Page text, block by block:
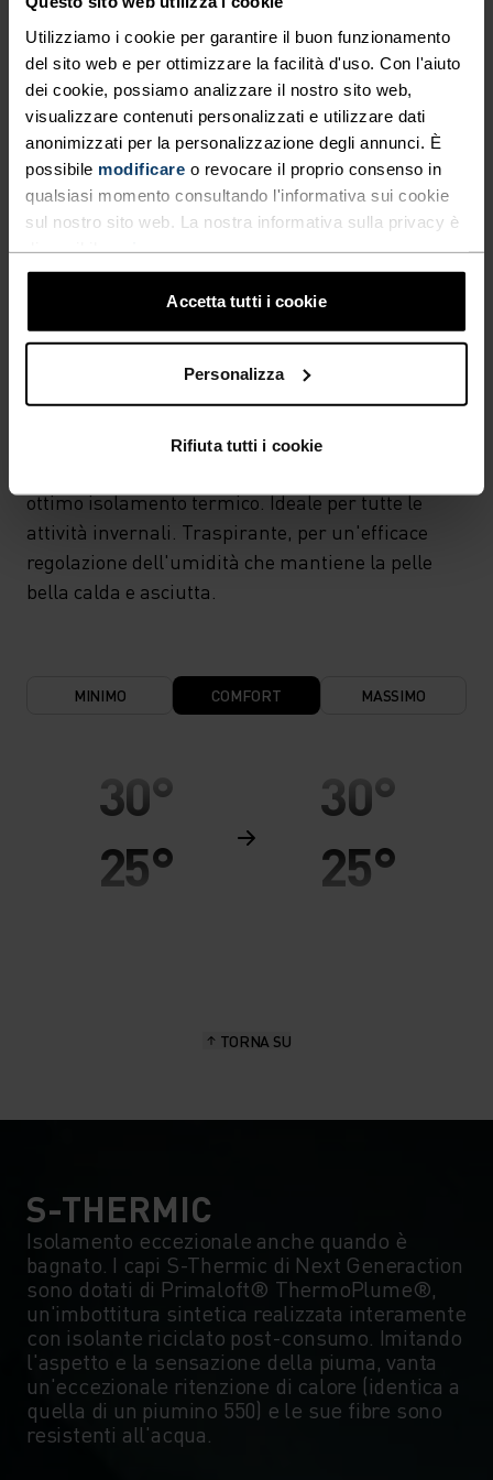
Utilizziamo i cookie per garantire il buon funzionamento
del sito web e per ottimizzare la facilità d'uso. Con l'aiuto
dei cookie, possiamo analizzare il nostro sito web,
visualizzare contenuti personalizzati e utilizzare dati
anonimizzati per la personalizzazione degli annunci. È
possibile modificare o revocare il proprio consenso in
qualsiasi momento consultando l'informativa sui cookie
sul nostro sito web. La nostra informativa sulla privacy è
Accetta tutti i cookie
Personalizza
Rifiuta tutti i cookie
CARATTERISTICHE DEL MATERIALE
IL POLIESTERE
Il poliestere è una fibra sintetica resistente che allontana
il sudore e si asciuga rapidamente. Questo materiale
mantiene la forma senza fare pieghe o restringersi e
conserva il colore originale anche dopo anni di utilizzo. È
utilizzato per capi tecnici come i base layer.
SISTEMA DI CONTROLLO DELLA TEMPERATURA
Abbigliamento sportivo altamente funzionale e
ottimo isolamento termico. Ideale per tutte le
attività invernali. Traspirante, per un'efficace
regolazione dell'umidità che mantiene la pelle
bella calda e asciutta.
MINIMO COMFORT MASSIMO
30°
25°
0°
-5°
-10°
-15°
30°
25°
0°
-5°
-10°
-15°
TORNA SU
S-THERMIC
Isolamento eccezionale anche quando è
bagnato. I capi S-Thermic di Next Generaction
sono dotati di Primaloft® ThermoPlume®,
un'imbottitura sintetica realizzata interamente
con isolante riciclato post-consumo. Imitando
l'aspetto e la sensazione della piuma, vanta
un'eccezionale ritenzione di calore (identica a
quella di un piumino 550) e le sue fibre sono
resistenti all'acqua.